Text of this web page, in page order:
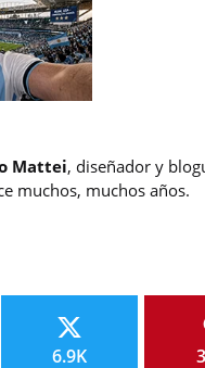
Mattei, diseñador y
muchos, muchos años.
6.9K